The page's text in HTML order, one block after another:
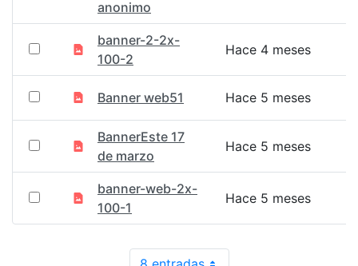
anonimo
banner-2-2x-
100-2
Hace 4 meses
Banner web51 Hace 5 meses
BannerEste 17
de marzo
Hace 5 meses
banner-web-2x-
100-1
Hace 5 meses